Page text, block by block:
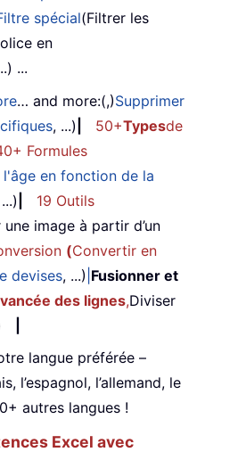
spécial(Filtrer les
en
...
… and more:(,)Supprimer
, ...) 50+Typesde
Formules
l'âge en fonction de la
19 Outils
une image à partir d’un
(Convertir en
devises, ...) Fusionner et
des lignes,Diviser
langue préférée –
l’espagnol, l’allemand, le
autres langues !
Excel avec